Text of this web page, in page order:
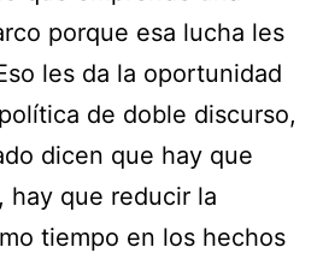
porque esa lucha les
les da la oportunidad
de doble discurso,
dicen que hay que
hay que reducir la
tiempo en los hechos